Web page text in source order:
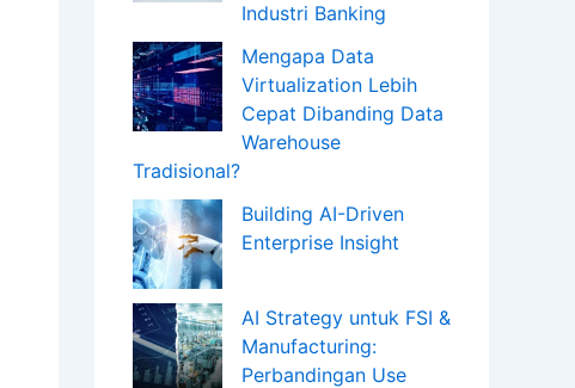
Industri Banking
Mengapa Data
Virtualization Lebih
Cepat Dibanding Data
Warehouse
Tradisional?
Building AI-Driven
Enterprise Insight
AI Strategy untuk FSI &
Manufacturing:
Perbandingan Use